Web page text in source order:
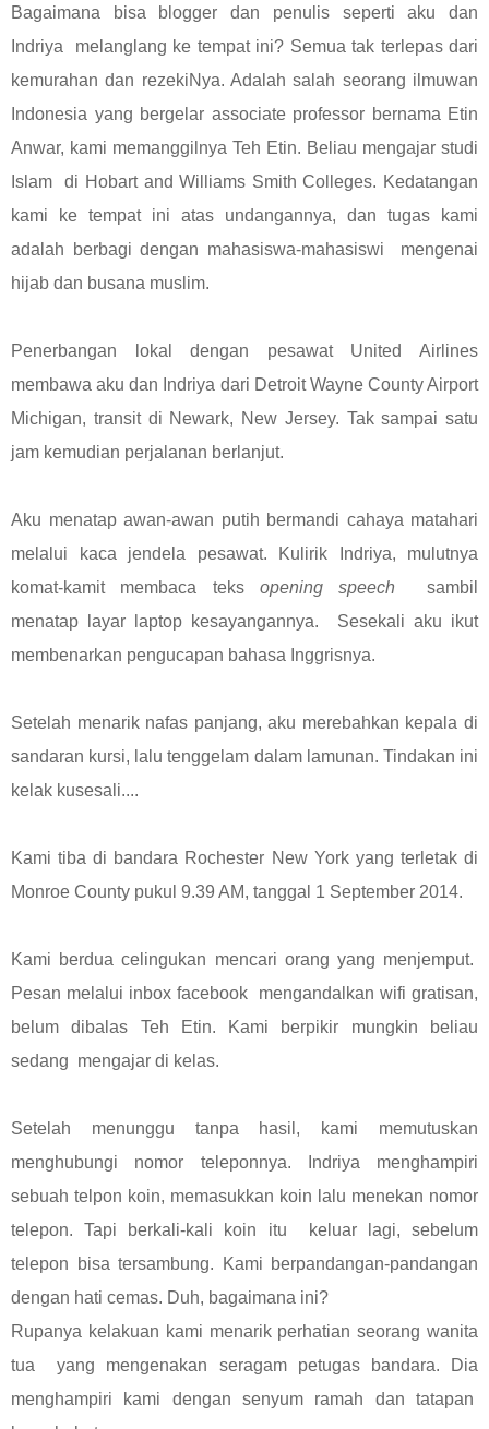
Bagaimana bisa blogger dan penulis seperti aku dan
Indriya melanglang ke tempat ini? Semua tak terlepas dari
kemurahan dan rezekiNya. Adalah salah seorang ilmuwan
Indonesia yang bergelar associate professor bernama Etin
Anwar, kami memanggilnya Teh Etin. Beliau mengajar studi
Islam di Hobart and Williams Smith Colleges. Kedatangan
kami ke tempat ini atas undangannya, dan tugas kami
adalah berbagi dengan mahasiswa-mahasiswi mengenai
hijab dan busana muslim.
Penerbangan lokal dengan pesawat United Airlines
membawa aku dan Indriya dari Detroit Wayne County Airport
Michigan, transit di Newark, New Jersey. Tak sampai satu
jam kemudian perjalanan berlanjut.
Aku menatap awan-awan putih bermandi cahaya matahari
melalui kaca jendela pesawat. Kulirik Indriya, mulutnya
komat-kamit membaca teks opening speech sambil
menatap layar laptop kesayangannya. Sesekali aku ikut
membenarkan pengucapan bahasa Inggrisnya.
Setelah menarik nafas panjang, aku merebahkan kepala di
sandaran kursi, lalu tenggelam dalam lamunan. Tindakan ini
kelak kusesali....
Kami tiba di bandara Rochester New York yang terletak di
Monroe County pukul 9.39 AM, tanggal 1 September 2014.
Kami berdua celingukan mencari orang yang menjemput.
Pesan melalui inbox facebook mengandalkan wifi gratisan,
belum dibalas Teh Etin. Kami berpikir mungkin beliau
sedang mengajar di kelas.
Setelah menunggu tanpa hasil, kami memutuskan
menghubungi nomor teleponnya. Indriya menghampiri
sebuah telpon koin, memasukkan koin lalu menekan nomor
telepon. Tapi berkali-kali koin itu keluar lagi, sebelum
telepon bisa tersambung. Kami berpandangan-pandangan
dengan hati cemas. Duh, bagaimana ini?
Rupanya kelakuan kami menarik perhatian seorang wanita
tua yang mengenakan seragam petugas bandara. Dia
menghampiri kami dengan senyum ramah dan tatapan